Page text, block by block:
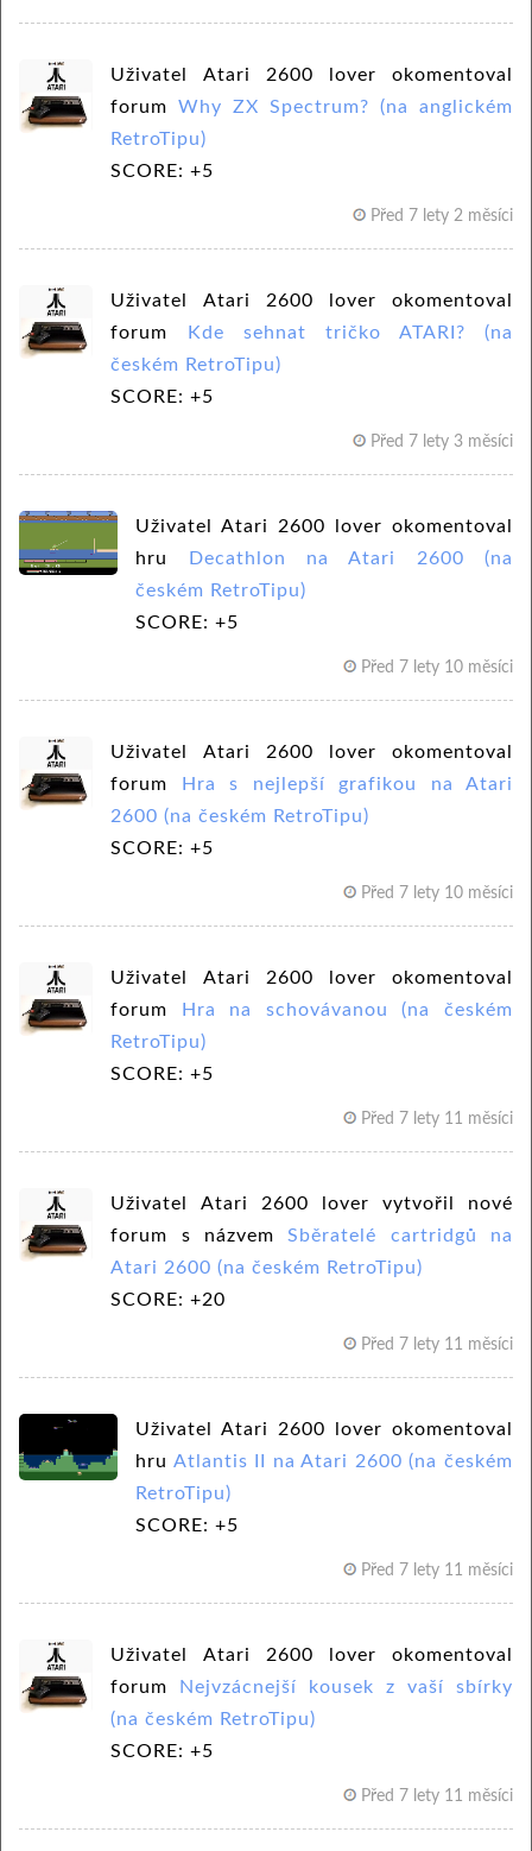
Uživatel Atari 2600 lover okomentoval
forumWhy ZX Spectrum? (na anglickém
RetroTipu)
SCORE: +5
Před 7 lety 2 měsíci
Uživatel Atari 2600 lover okomentoval
forum
Kde sehnat tričko ATARI? (na
českém RetroTipu)
SCORE: +5
Před 7 lety 3 měsíci
Uživatel Atari 2600 lover okomentoval
hru
Decathlon na Atari 2600 (na
českém RetroTipu)
SCORE: +5
Před 7 lety 10 měsíci
Uživatel Atari 2600 lover okomentoval
forum
Hra s nejlepší grafikou na Atari
2600 (na českém RetroTipu)
SCORE: +5
Před 7 lety 10 měsíci
Uživatel Atari 2600 lover okomentoval
forum
Hra na schovávanou (na českém
RetroTipu)
SCORE: +5
Před 7 lety 11 měsíci
Uživatel Atari 2600 lover vytvořil nové
forum s názvemSběratelé cartridgů na
Atari 2600 (na českém RetroTipu)
SCORE: +20
Před 7 lety 11 měsíci
Uživatel Atari 2600 lover okomentoval
hru Atlantis II na Atari 2600 (na českém
RetroTipu)
SCORE: +5
Před 7 lety 11 měsíci
Uživatel Atari 2600 lover okomentoval
forum
Nejvzácnejší kousek z vaší sbírky
(na českém RetroTipu)
SCORE: +5
Před 7 lety 11 měsíci